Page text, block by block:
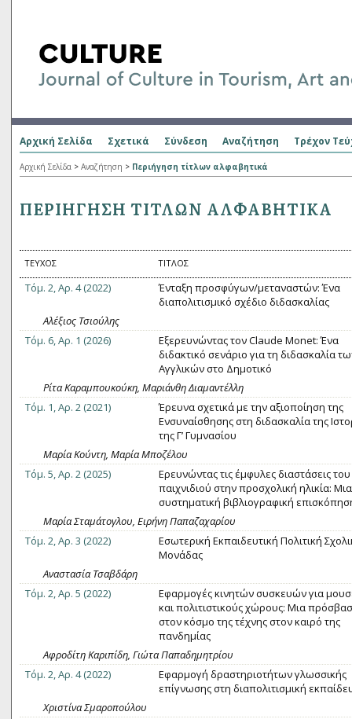
Αρχική Σελίδα Σχετικά Σύνδεση Αναζήτηση Τρέχον
Αρχική Σελίδα > Αναζήτηση > Περιήγηση τίτλων αλφαβητικά
ΠΕΡΙΉΓΗΣΗ ΤΊΤΛΩΝ ΑΛΦΑΒΗΤΙΚΆ
ΤΕΎΧΟΣ ΤΊΤΛΟΣ
Τόμ. 2, Αρ. 4 (2022)
Ένταξη προσφύγων/μεταναστών: Ένα
διαπολιτισμικό σχέδιο διδασκαλίας
Αλέξιος Τσιούλης
Τόμ. 6, Αρ. 1 (2026)
Εξερευνώντας τον Claude Monet: Ένα
διδακτικό σενάριο για τη διδασκαλία
Αγγλικών στο Δημοτικό
Ρίτα Καραμπουκούκη, Μαριάνθη Διαμαντέλλη
Τόμ. 1, Αρ. 2 (2021)
Έρευνα σχετικά με την αξιοποίηση της
Ενσυναίσθησης στη διδασκαλία της
της Γ’ Γυμνασίου
Μαρία Κούντη, Μαρία Μποζέλου
Τόμ. 5, Αρ. 2 (2025)
Ερευνώντας τις έμφυλες διαστάσεις του
παιχνιδιού στην προσχολική ηλικία: Μια
συστηματική βιβλιογραφική
Μαρία Σταμάτογλου, Ειρήνη Παπαζαχαρίου
Τόμ. 2, Αρ. 3 (2022)
Εσωτερική Εκπαιδευτική Πολιτική
Μονάδας
Αναστασία Τσαβδάρη
Τόμ. 2, Αρ. 5 (2022)
Εφαρμογές κινητών συσκευών για
και πολιτιστικούς χώρους: Mια
στον κόσμο της τέχνης στον καιρό της
πανδημίας
Αφροδίτη Καριπίδη, Γιώτα Παπαδημητρίου
Τόμ. 2, Αρ. 4 (2022)
Εφαρμογή δραστηριοτήτων γλωσσικής
επίγνωσης στη διαπολιτισμική
Χριστίνα Σμαροπούλου